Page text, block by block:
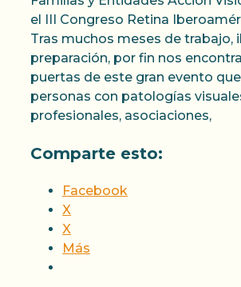
el III Congreso Retina
Tras muchos meses de trabajo,
preparación, por fin nos
puertas de este gran evento
personas con patologías
profesionales, asociaciones,
Comparte esto:
Facebook
X
X
Más